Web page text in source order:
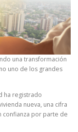
una transformación
uno de los grandes
ha registrado
nueva, una cifra
confianza por parte de